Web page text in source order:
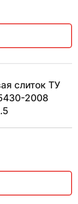
слиток ТУ
2008